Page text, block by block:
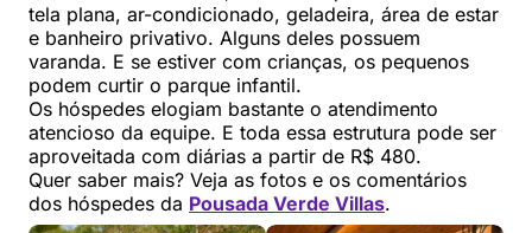
tela plana, ar-condicionado, geladeira, área de estar
e banheiro privativo. Alguns deles possuem
varanda. E se estiver com crianças, os pequenos
podem curtir o parque infantil.
Os hóspedes elogiam bastante o atendimento
atencioso da equipe. E toda essa estrutura pode ser
aproveitada com diárias a partir de R$ 480.
Quer saber mais? Veja as fotos e os comentários
dos hóspedes da Pousada Verde Villas.